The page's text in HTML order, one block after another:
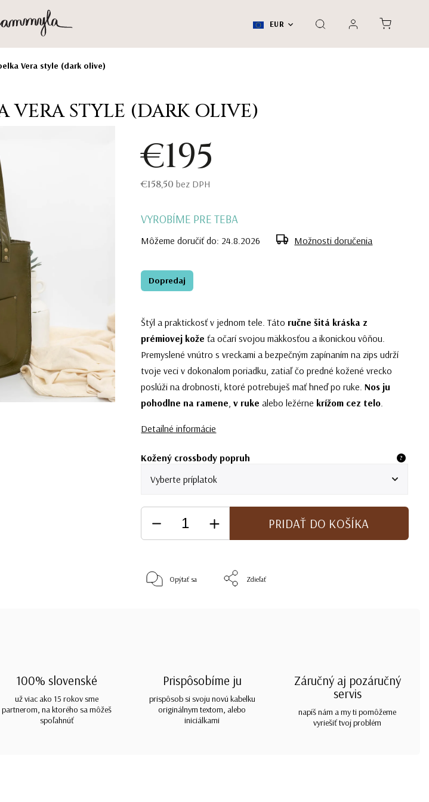
EUR
Vera style (dark olive)
VERA STYLE (DARK OLIVE)
€195
€158,50 bez DPH
Štýl a praktickosť v jednom tele. Táto ručne šitá kráska z
prémiovej kože ťa očarí svojou mäkkosťou a ikonickou vôňou.
Premyslené vnútro s vreckami a bezpečným zapínaním na zips udrží
tvoje veci v dokonalom poriadku, zatiaľ čo predné kožené vrecko
poslúži na drobnosti, ktoré potrebuješ mať hneď po ruke.Nos ju
pohodlne na ramene,v ruke alebo ležérne krížom cez telo.
Detailné informácie
Dopredaj
Kožený crossbody popruh ?
VYROBÍME PRE TEBA
Môžeme doručiť do: 24.8.2026 Možnosti doručenia
PRIDAŤ DO KOŠÍKA
Opýtať sa Zdieľať
100% slovenské
už viac ako 15 rokov sme
partnerom, na ktorého sa môžeš
spoľahnúť
Prispôsobíme ju
prispôsob si svoju novú kabelku
originálnym textom, alebo
iniciálkami
Záručný aj pozáručný
servis
napíš nám a my ti pomôžeme
vyriešiť tvoj problém